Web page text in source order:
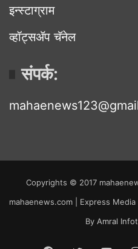
इन्स्टाग्राम
व्हॉट्सॲप चॅनेल
संपर्क:
Copyrights © 2017
mahaenews.com | Express
By Amral